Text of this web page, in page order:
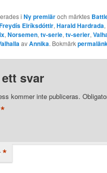
iNy premiäroch märktes
Eiríksdóttir,Harald Hardrada,
,Norsemen,tv-serie,tv-serier,
avAnnika. Bokmärk
svar
kommer inte publiceras.
*
*